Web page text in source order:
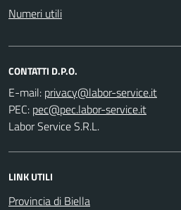
Numeri utili
CONTATTI D.P.O.
E-mail:
PEC:
Labor Service S.R.L.
LINK UTILI
Provincia di Biella